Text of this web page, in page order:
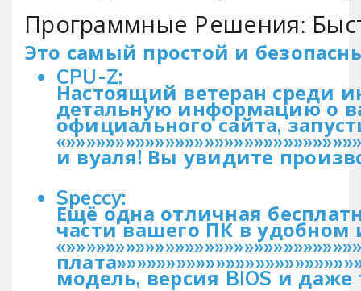
Программные Решения:
Это самый простой и
CPU-Z:
Настоящий ветеран среди
детальную информацию о
официального сайта,
и вуаля! Вы увидите
Speccy:
Ещё одна отличная
части вашего ПК в удобном
модель, версия BIOS и даже